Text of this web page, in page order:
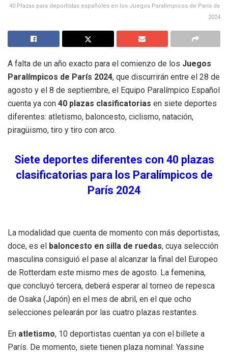
40 Plazas para deportistas españoles en los Juegos Paralímpicos de París de
2024
A falta de un año exacto para el comienzo de los Juegos
Paralímpicos de París 2024, que discurrirán entre el 28 de
agosto y el 8 de septiembre, el Equipo Paralímpico Español
cuenta ya con 40 plazas clasificatorias en siete deportes
diferentes: atletismo, baloncesto, ciclismo, natación,
piragüismo, tiro y tiro con arco.
Siete deportes diferentes con 40 plazas
clasificatorias para los Paralímpicos de
París 2024
La modalidad que cuenta de momento con más deportistas,
doce, es el
baloncesto en silla de ruedas, cuya selección
masculina consiguió el pase al alcanzar la final del Europeo
de Rotterdam este mismo mes de agosto. La femenina,
que concluyó tercera, deberá esperar al torneo de repesca
de Osaka (Japón) en el mes de abril, en el que ocho
selecciones pelearán por las cuatro plazas restantes.
En atletismo, 10 deportistas cuentan ya con el billete a
París. De momento, siete tienen plaza nominal: Yassine